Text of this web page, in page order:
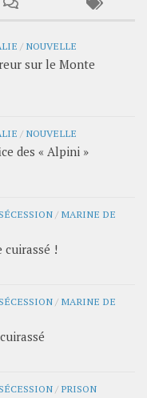
/ NOUVELLE
sur le Monte
/ NOUVELLE
des « Alpini »
/ MARINE DE
cuirassé !
/ MARINE DE
/ PRISON